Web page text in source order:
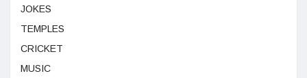
JOKES
TEMPLES
CRICKET
MUSIC